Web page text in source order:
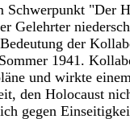
"Der
Gelehrter
der
1941.
und wirkte
den Holocaust
gegen